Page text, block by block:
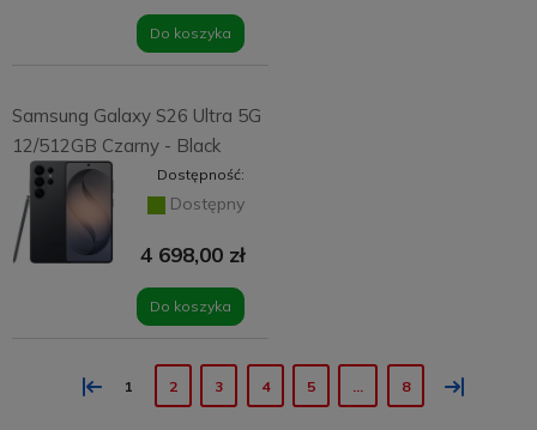
Do koszyka
Samsung Galaxy S26 Ultra 5G
12/512GB Czarny - Black
Dostępność:
Dostępny
4 698,00 zł
Do koszyka
« 1 2 3 4 5 ... 8 »